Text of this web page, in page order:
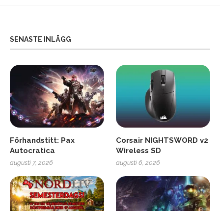
SENASTE INLÄGG
Förhandstitt: Pax
Autocratica
augusti 7, 2026
Corsair NIGHTSWORD v2
Wireless SD
augusti 6, 2026